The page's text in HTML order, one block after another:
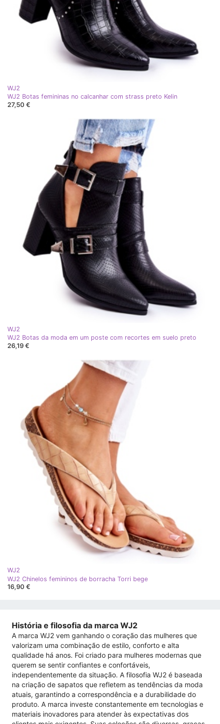
WJ2
WJ2 Botas femininas no calcanhar com strass preto Kelin
27,50 €
WJ2
WJ2 Botas da moda em um poste com recortes em suelo preto
26,19 €
WJ2
WJ2 Chinelos femininos de borracha Torri bege
16,90 €
História e filosofia da marca WJ2
A marca WJ2 vem ganhando o coração das mulheres que
valorizam uma combinação de estilo, conforto e alta
qualidade há anos. Foi criado para mulheres modernas que
querem se sentir confiantes e confortáveis,
independentemente da situação. A filosofia WJ2 é baseada
na criação de sapatos que refletem as tendências da moda
atuais, garantindo a correspondência e a durabilidade do
produto. A marca investe constantemente em tecnologias e
materiais inovadores para atender às expectativas dos